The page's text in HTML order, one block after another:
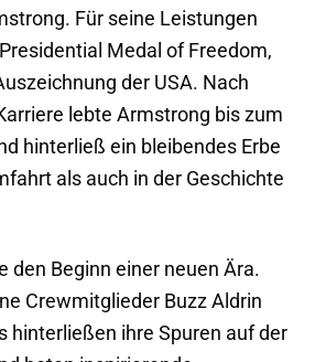
Für seine Leistungen
Medal of Freedom,
der USA. Nach
lebte Armstrong bis zum
hinterließ ein bleibendes Erbe
als auch in der Geschichte
den Beginn einer neuen Ära.
Crewmitglieder Buzz Aldrin
hinterließen ihre Spuren auf der